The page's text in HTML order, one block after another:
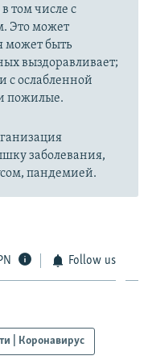
том числе с
Это может
может быть
выздоравливает;
с ослабленной
пожилые.
заболевания,
пандемией.
Follow us
| Коронавирус